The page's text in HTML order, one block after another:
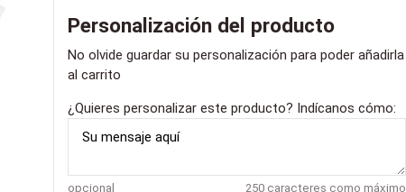
Personalización del producto
No olvide guardar su personalización para poder añadirla
al carrito
¿Quieres personalizar este producto? Indícanos cómo:
opcional 250 caracteres como máximo